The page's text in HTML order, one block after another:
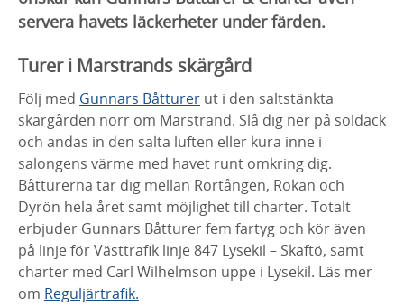
servera havets läckerheter under färden.
Turer i Marstrands skärgård
Följ med Gunnars Båtturer ut i den saltstänkta
skärgården norr om Marstrand. Slå dig ner på soldäck
och andas in den salta luften eller kura inne i
salongens värme med havet runt omkring dig.
Båtturerna tar dig mellan Rörtången, Rökan och
Dyrön hela året samt möjlighet till charter. Totalt
erbjuder Gunnars Båtturer fem fartyg och kör även
på linje för Västtrafik linje 847 Lysekil – Skaftö, samt
charter med Carl Wilhelmson uppe i Lysekil. Läs mer
om Reguljärtrafik.